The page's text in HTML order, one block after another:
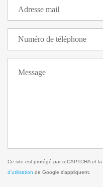
Ce site est protégé par reCAPTCHA et la
d'utilisation de Google s'appliquent.